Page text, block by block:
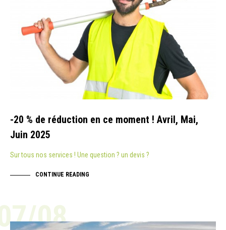
-20 % de réduction en ce moment ! Avril, Mai,
Juin 2025
Sur tous nos services ! Une question ? un devis ?
CONTINUE READING
08